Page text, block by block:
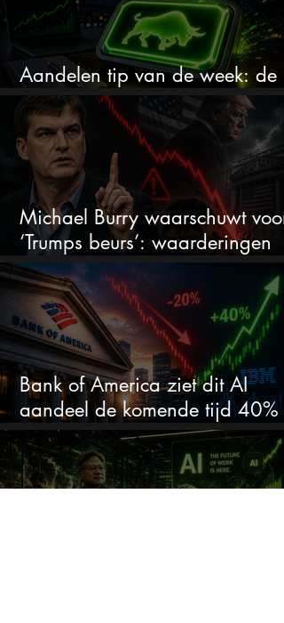
Aandelen tip van de week: de
markt onderschat dit AI-bedrijf
Michael Burry waarschuwt voor
‘Trumps beurs’: waarderingen
doen er niet meer toe
Bank of America ziet dit AI
aandeel de komende tijd 40%
stijgen na 20% daling